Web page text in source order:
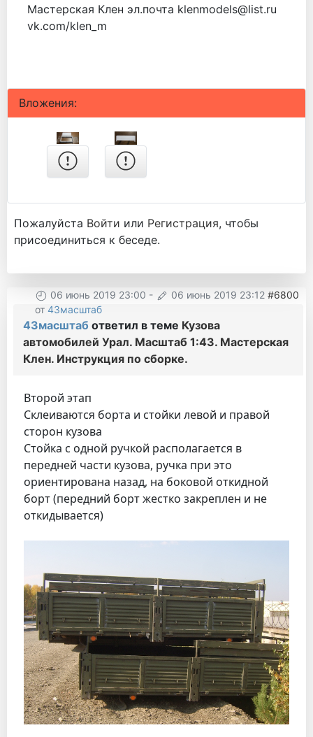
Мастерская Клен эл.почта klenmodels@list.ru
vk.com/klen_m
Вложения:
Пожалуйста Войти или Регистрация, чтобы
присоединиться к беседе.
06 июнь 2019 23:00 - 06 июнь 2019 23:12 #6800
от 43масштаб
43масштаб ответил в теме Кузова
автомобилей Урал. Масштаб 1:43. Мастерская
Клен. Инструкция по сборке.
Второй этап
Склеиваются борта и стойки левой и правой
сторон кузова
Стойка с одной ручкой располагается в
передней части кузова, ручка при это
ориентирована назад, на боковой откидной
борт (передний борт жестко закреплен и не
откидывается)